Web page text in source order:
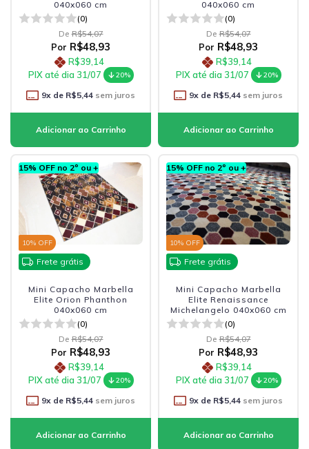
040x060 cm
(0)
De R$54,07
Por R$48,93
R$39,14
PIX até dia 31/07
20%
9x de R$5,44 sem juros
040x060 cm
(0)
De R$54,07
Por R$48,93
R$39,14
PIX até dia 31/07
20%
9x de R$5,44 sem juros
15% OFF no 2º ou +
10% OFF
Frete grátis
Mini Capacho Marbella
Elite Orion Phanthon
040x060 cm
(0)
De R$54,07
Por R$48,93
R$39,14
PIX até dia 31/07
20%
9x de R$5,44 sem juros
15% OFF no 2º ou +
10% OFF
Frete grátis
Mini Capacho Marbella
Elite Renaissance
Michelangelo 040x060 cm
(0)
De R$54,07
Por R$48,93
R$39,14
PIX até dia 31/07
20%
9x de R$5,44 sem juros